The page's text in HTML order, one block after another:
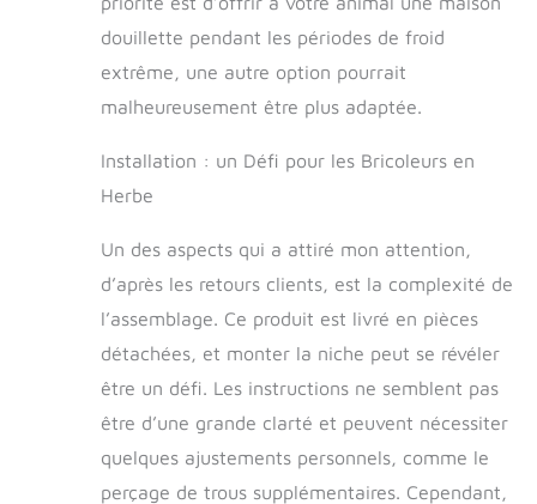
conditions
météorologiques.
douillette pendant les périodes de froid
extrême, une autre option pourrait
malheureusement être plus adaptée.
Installation : un Défi pour les Bricoleurs en
Herbe
Un des aspects qui a attiré mon attention,
d’après les retours clients, est la complexité de
l’assemblage. Ce produit est livré en pièces
détachées, et monter la niche peut se révéler
être un défi. Les instructions ne semblent pas
être d’une grande clarté et peuvent nécessiter
quelques ajustements personnels, comme le
perçage de trous supplémentaires. Cependant,